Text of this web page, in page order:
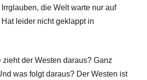
die Welt warte nur auf
Hat leider nicht geklappt in
der Westen daraus? Ganz
was folgt daraus? Der Westen ist